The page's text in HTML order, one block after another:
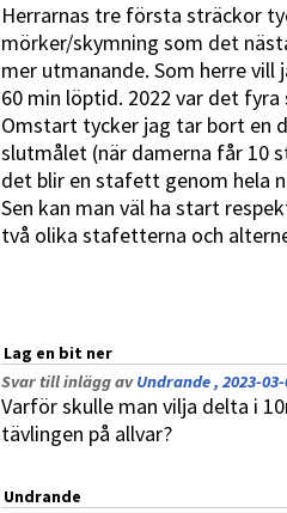
Herrarnas tre första sträckor
mörker/skymning som det
mer utmanande. Som herre
60 min löptid. 2022 var det
Omstart tycker jag tar bort en
slutmålet (när damerna får 10
det blir en stafett genom hela
Sen kan man väl ha start
två olika stafetterna och
Lag en bit ner
Svar till inlägg avUndrande , 2023-03-
Varför skulle man vilja delta i
tävlingen på allvar?
Undrande